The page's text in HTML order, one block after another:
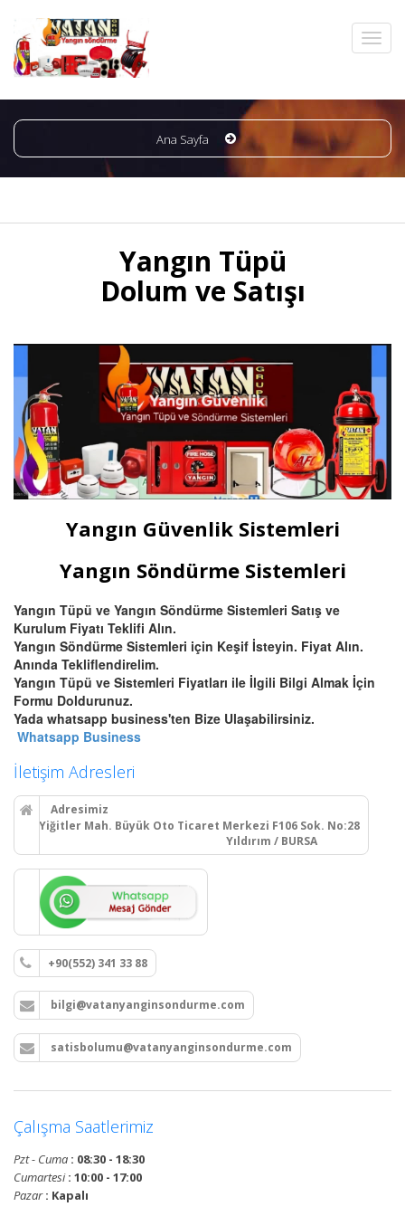
Ana Sayfa
Yangın Tüpü
Dolum ve Satışı
Yangın Güvenlik Sistemleri
Yangın Söndürme Sistemleri
Yangın Tüpü ve Yangın Söndürme Sistemleri Satış ve
Kurulum Fiyatı Teklifi Alın.
Yangın Söndürme Sistemleri için Keşif İsteyin. Fiyat Alın.
Anında Tekliflendirelim.
Yangın Tüpü ve Sistemleri Fiyatları ile İlgili Bilgi Almak İçin
Formu Doldurunuz.
Yada whatsapp business'ten Bize Ulaşabilirsiniz.
Whatsapp Business
İletişim Adresleri
Adresimiz
Yiğitler Mah. Büyük Oto Ticaret Merkezi F106 Sok. No:28
Yıldırım / BURSA
+90(552) 341 33 88
bilgi@vatanyanginsondurme.com
satisbolumu@vatanyanginsondurme.com
Çalışma Saatlerimiz
Pzt - Cuma : 08:30 - 18:30
Cumartesi: 10:00 - 17:00
Pazar: Kapalı